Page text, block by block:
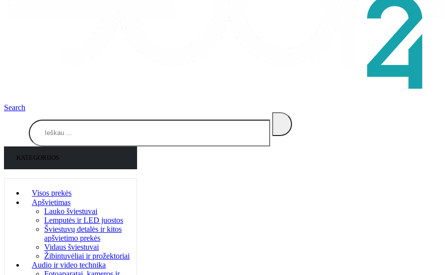
Search
KATEGORIJOS
Visos prekės
Apšvietimas
Lauko šviestuvai
Lemputės ir LED juostos
Šviestuvų detalės ir kitos
apšvietimo prekės
Vidaus šviestuvai
Žibintuvėliai ir prožektoriai
Audio ir video technika